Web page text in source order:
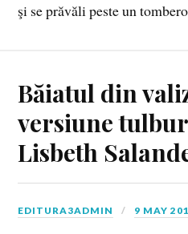
şi se prăvăli peste un
Băiatul din
versiune
Lisbeth
EDITURA3ADMIN 9 MAY